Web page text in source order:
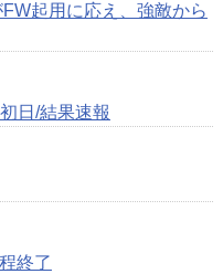
起用に応え、強敵から
日/結果速報
終了